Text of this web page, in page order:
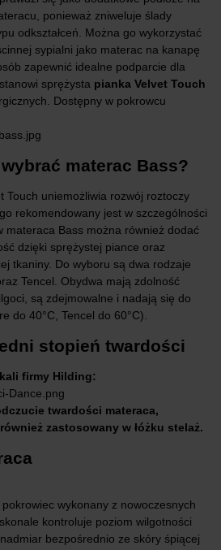
ponieważ zniweluje ślady
odkształceń. Można go wykorzystać
sypialni jako materac na kanapę
zapewnić idealne podparcie dla
sprężysta pianka Velvet Touch
Dostępny w pokrowcu
materac Bass?
Touch uniemożliwia rozwój roztoczy
rekomendowany jest w szczególności
materaca Bass można również dodać
dzięki sprężystej piance oraz
tkaniny. Do wyboru są dwa rodzaje
Tencel. Obydwa mają zdolność
są zdejmowalne i nadają się do
do 40°C, Tencel do 60°C).
stopień twardości
firmy Hilding:
twardości materaca,
zastosowany w łóżku stelaż.
wykonany z nowoczesnych
kontroluje poziom wilgotności
bezpośrednio ze skóry śpiącej